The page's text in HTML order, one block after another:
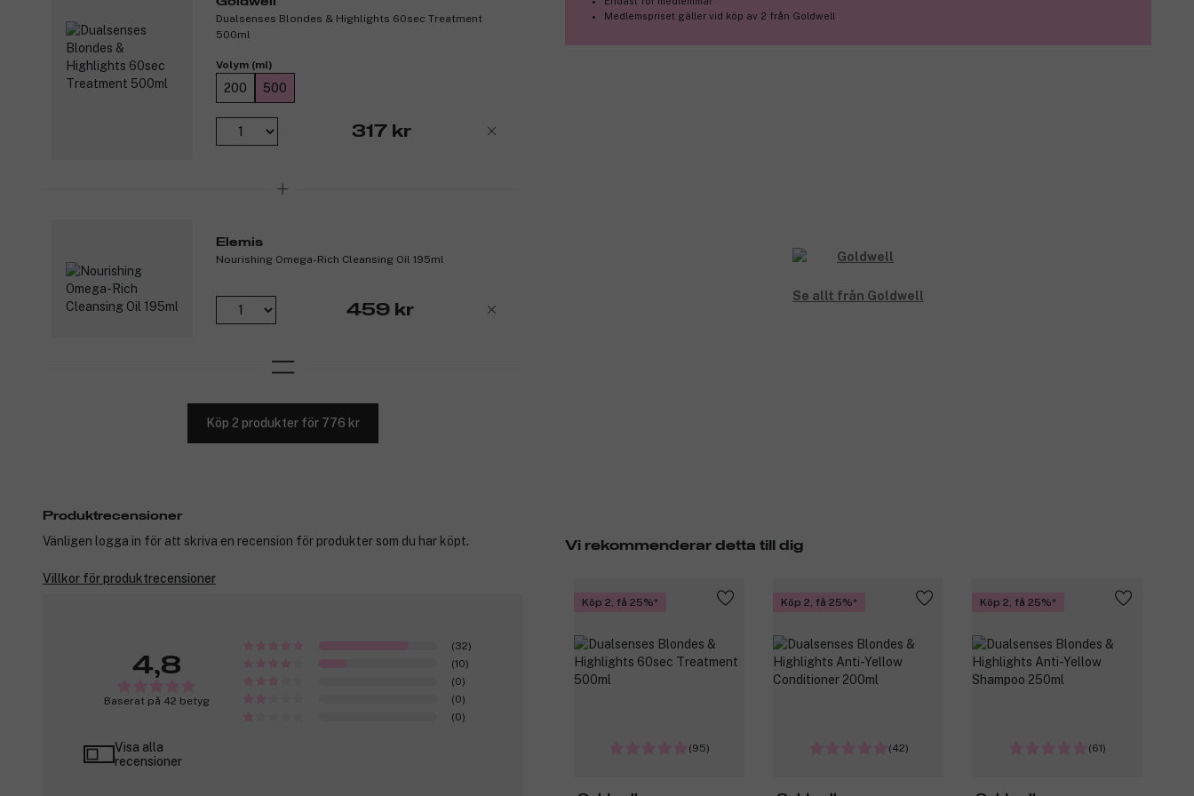
Medlemspriset gäller vid köp av 2 från Goldwell
Dualsenses Blondes & Highlights 60sec Treatment
500ml
Volym (ml)
200 500
317 kr
Elemis
Nourishing Omega-Rich Cleansing Oil 195ml
459 kr
Köp 2 produkter för 776 kr
Se allt från Goldwell
Vi rekommenderar detta till dig
Köp 2, få 25%
(95)
Köp 2, få 25%
(42)
Köp 2, få 25%
(61)
Produktrecensioner
Vänligen logga in för att skriva en recension för produkter som du har köpt.
Villkor för produktrecensioner
4,8
Baserat på 42 betyg
(32)
(10)
(0)
(0)
(0)
Visa alla
recensioner